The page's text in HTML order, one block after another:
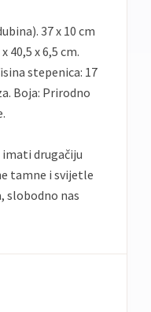
37 x 10 cm
40,5 x 6,5 cm.
stepenica: 17
Boja: Prirodno
drugačiju
tamne i svijetle
slobodno nas